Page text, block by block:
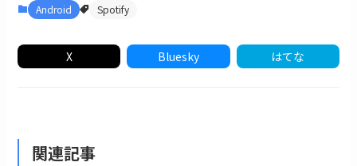
Android Spotify
X Bluesky はてな
関連記事